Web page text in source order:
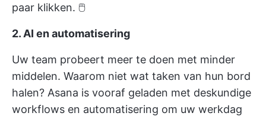
paar klikken. 🖱️
2. AI enautomatisering
Uw team probeert meer te doen met minder
middelen. Waarom niet wat taken van hun bord
halen? Asana is vooraf geladen met deskundige
workflows en automatisering om uw werkdag